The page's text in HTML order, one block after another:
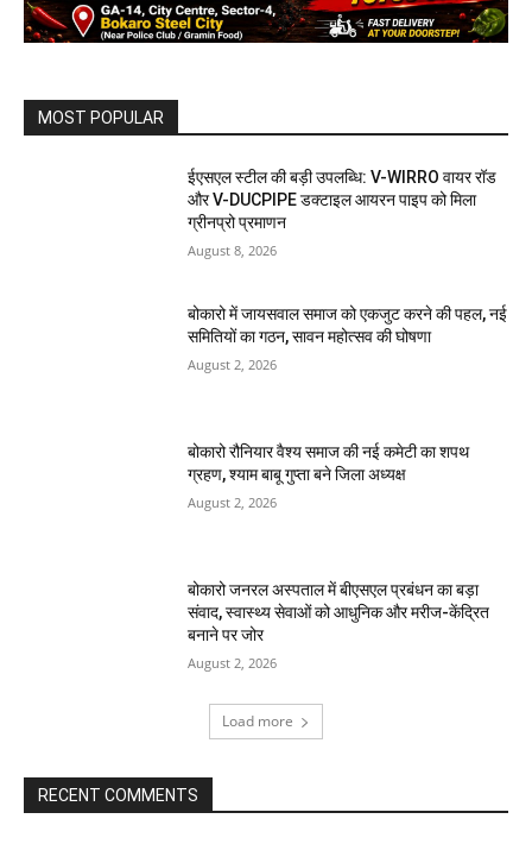
MOST POPULAR
ईएसएल स्टील की बड़ी उपलब्धि: V-WIRRO वायर रॉड
और V-DUCPIPE डक्टाइल आयरन पाइप को मिला
ग्रीनप्रो प्रमाणन
August 8, 2026
बोकारो में जायसवाल समाज को एकजुट करने की पहल, नई
समितियों का गठन, सावन महोत्सव की घोषणा
August 2, 2026
बोकारो रौनियार वैश्य समाज की नई कमेटी का शपथ
ग्रहण, श्याम बाबू गुप्ता बने जिला अध्यक्ष
August 2, 2026
बोकारो जनरल अस्पताल में बीएसएल प्रबंधन का बड़ा
संवाद, स्वास्थ्य सेवाओं को आधुनिक और मरीज-केंद्रित
बनाने पर जोर
August 2, 2026
Load more
RECENT COMMENTS